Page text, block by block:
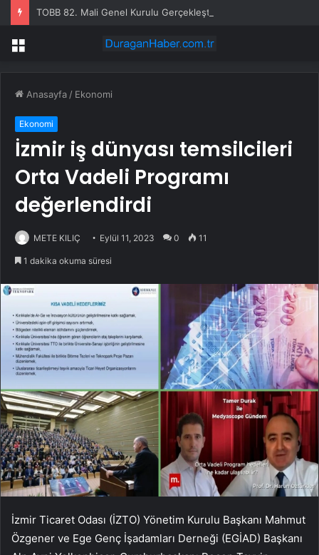
TOBB 82. Mali Genel Kurulu Gerçekleşti
Menü
Anasayfa / Ekonomi
Ekonomi
İzmir iş dünyası temsilcileri
Orta Vadeli Programı
değerlendirdi
METE KILIÇ Eylül 11, 2023 0 11
1 dakika okuma süresi
İzmir Ticaret Odası (İZTO) Yönetim Kurulu Başkanı Mahmut
Özgener ve Ege Genç İşadamları Derneği (EGİAD) Başkanı